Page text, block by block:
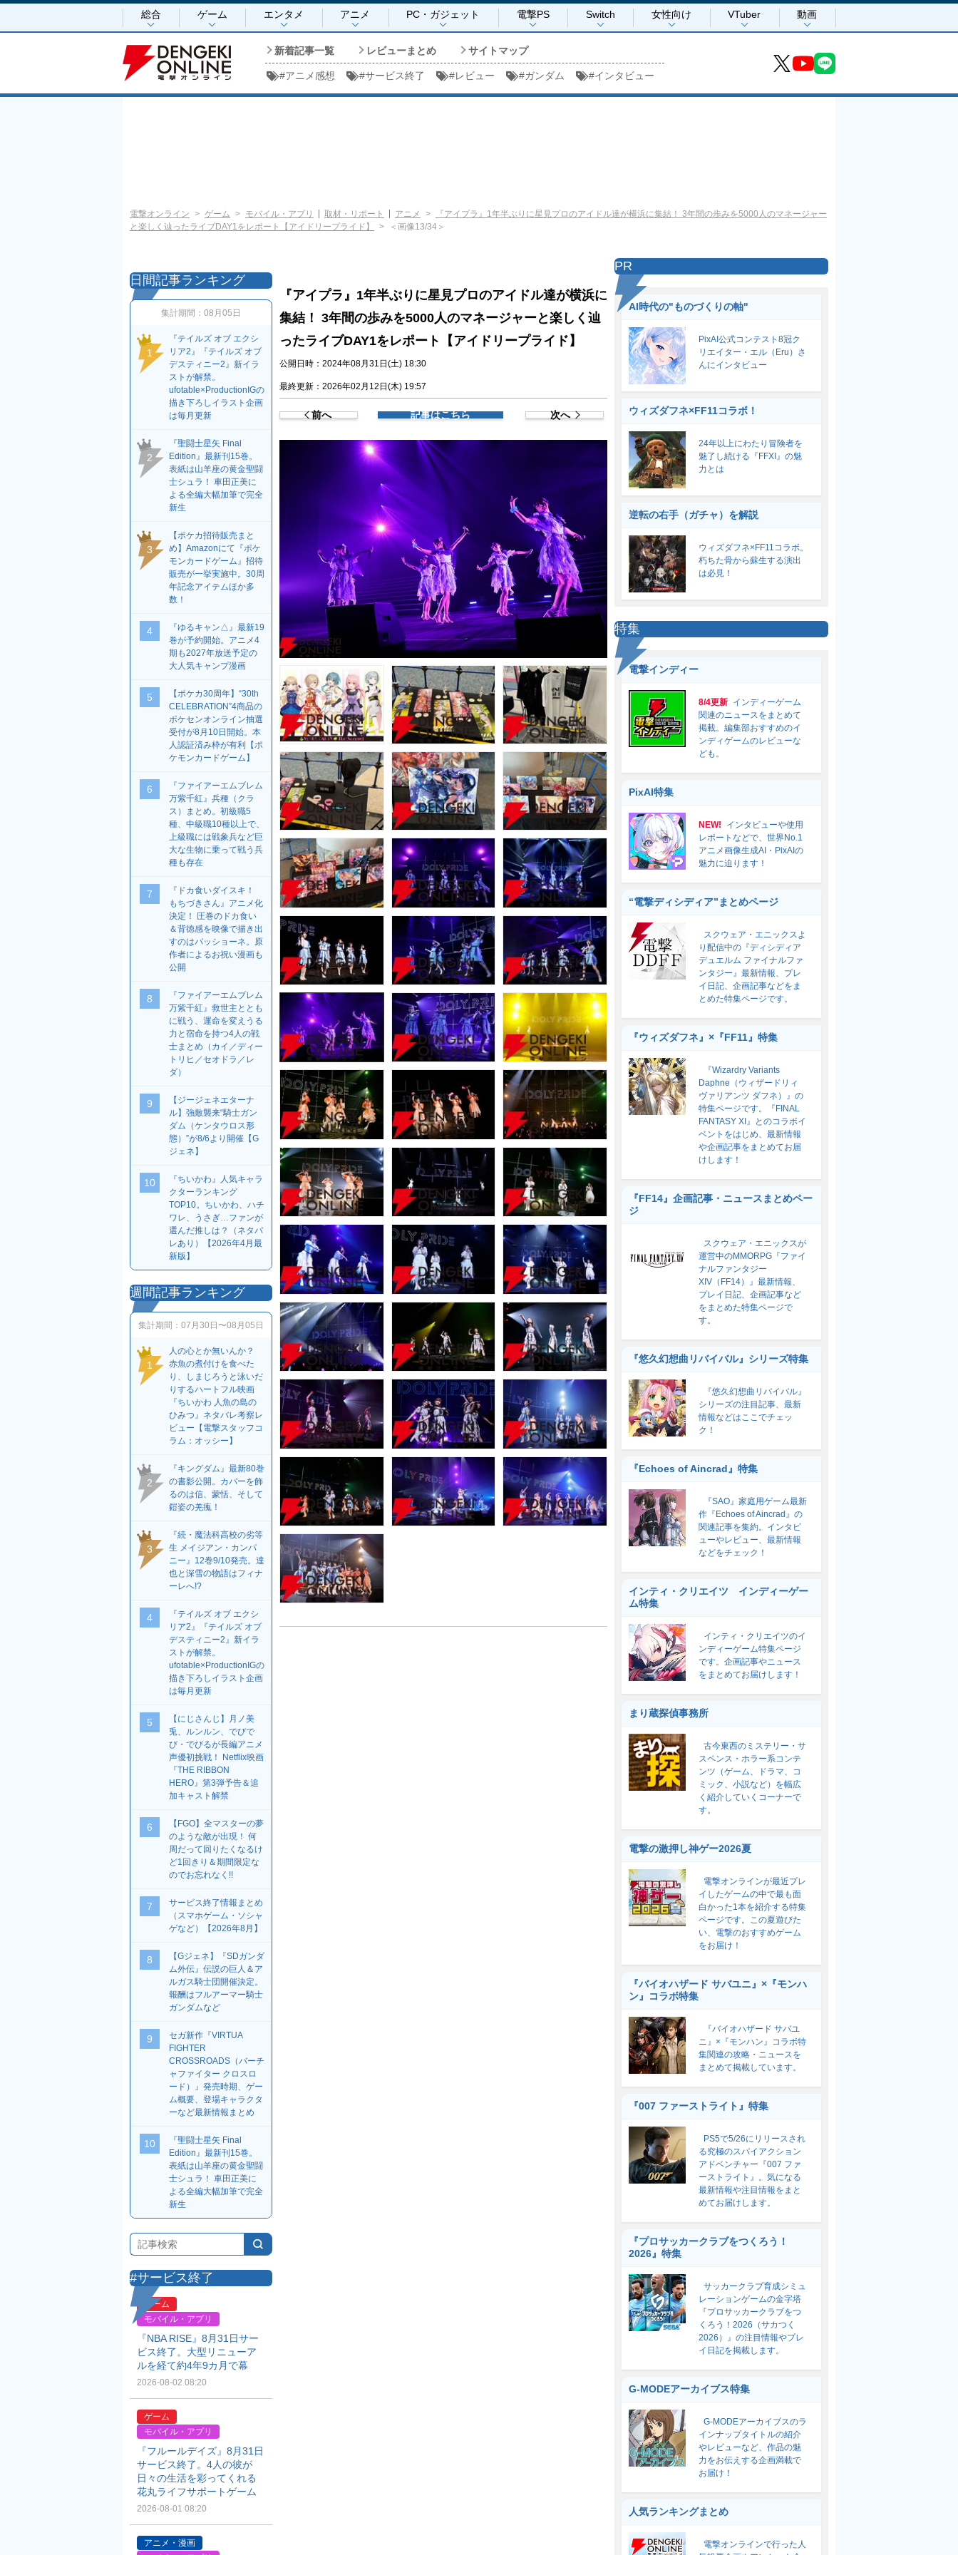
総合 ゲーム エンタメ アニメ PC・ガジェット 電撃PS Switch 女性向け VTuber 動画
新着記事一覧 レビューまとめ サイトマップ
#アニメ感想 #サービス終了 #レビュー #ガンダム #インタビュー
電撃オンライン ゲーム モバイル・アプリ 取材・リポート アニメ
『アイプラ』1年半ぶりに星見プロのアイドル達が横浜に集結！ 3年間の歩みを5000人のマネージャー
と楽しく辿ったライブDAY1をレポート【アイドリープライド】
＜画像13/34＞
『アイプラ』1年半ぶりに星見プロのアイドル達が横浜に
集結！ 3年間の歩みを5000人のマネージャーと楽しく辿
ったライブDAY1をレポート【アイドリープライド】
公開日時：2024年08月31日(土) 18:30
最終更新：2026年02月12日(木) 19:57
前へ 記事はこちら 次へ
日間記事ランキング
集計期間： 08月05日
1
『テイルズ オブ エクシ
リア2』『テイルズ オブ
デスティニー2』新イラ
ストが解禁。
ufotable×ProductionIGの
描き下ろしイラスト企画
は毎月更新
2
『聖闘士星矢 Final
Edition』最新刊15巻。
表紙は山羊座の黄金聖闘
士シュラ！ 車田正美に
よる全編大幅加筆で完全
新生
3
【ポケカ招待販売まと
め】Amazonにて『ポケ
モンカードゲーム』招待
販売が一挙実施中。30周
年記念アイテムほか多
数！
4
『ゆるキャン△』最新19
巻が予約開始。アニメ4
期も2027年放送予定の
大人気キャンプ漫画
5
【ポケカ30周年】“30th
CELEBRATION”4商品の
ポケセンオンライン抽選
受付が8月10日開始。本
人認証済み枠が有利【ポ
ケモンカードゲーム】
6
『ファイアーエムブレム
万紫千紅』兵種（クラ
ス）まとめ。初級職5
種、中級職10種以上で、
上級職には戦象兵など巨
大な生物に乗って戦う兵
種も存在
7
『ドカ食いダイスキ！
もちづきさん』アニメ化
決定！ 圧巻のドカ食い
＆背徳感を映像で描き出
すのはパッショーネ。原
作者によるお祝い漫画も
公開
8
『ファイアーエムブレム
万紫千紅』救世主ととも
に戦う、運命を変えうる
力と宿命を持つ4人の戦
士まとめ（カイ／ディー
トリヒ／セオドラ／レ
ダ）
9
【ジージェネエターナ
ル】強敵襲来“騎士ガン
ダム（ケンタウロス形
態）”が8/6より開催【G
ジェネ】
10
『ちいかわ』人気キャラ
クターランキング
TOP10。ちいかわ、ハチ
ワレ、うさぎ…ファンが
選んだ推しは？（ネタバ
レあり）【2026年4月最
新版】
週間記事ランキング
集計期間： 07月30日〜08月05日
1
人の心とか無いんか？
赤魚の煮付けを食べた
り、しまじろうと泳いだ
りするハートフル映画
『ちいかわ 人魚の島の
ひみつ』ネタバレ考察レ
ビュー【電撃スタッフコ
ラム：オッシー】
2
『キングダム』最新80巻
の書影公開。カバーを飾
るのは信、蒙恬、そして
鎧姿の羌瘣！
3
『続・魔法科高校の劣等
生 メイジアン・カンパ
ニー』12巻9/10発売。達
也と深雪の物語はフィナ
ーレへ!?
4
『テイルズ オブ エクシ
リア2』『テイルズ オブ
デスティニー2』新イラ
ストが解禁。
ufotable×ProductionIGの
描き下ろしイラスト企画
は毎月更新
5
【にじさんじ】月ノ美
兎、ルンルン、でびで
び・でびるが長編アニメ
声優初挑戦！ Netflix映画
『THE RIBBON
HERO』第3弾予告＆追
加キャスト解禁
6
【FGO】全マスターの夢
のような敵が出現！ 何
周だって回りたくなるけ
ど1回きり＆期間限定な
のでお忘れなく!!
7
サービス終了情報まとめ
（スマホゲーム・ソシャ
ゲなど）【2026年8月】
8
【Gジェネ】『SDガンダ
ム外伝』伝説の巨人＆ア
ルガス騎士団開催決定。
報酬はフルアーマー騎士
ガンダムなど
9
セガ新作『VIRTUA
FIGHTER
CROSSROADS（バーチ
ャファイター クロスロ
ード）』発売時期、ゲー
ム概要、登場キャラクタ
ーなど最新情報まとめ
10
『聖闘士星矢 Final
Edition』最新刊15巻。
表紙は山羊座の黄金聖闘
士シュラ！ 車田正美に
よる全編大幅加筆で完全
新生
#サービス終了
ゲーム
モバイル・アプリ
『NBA RISE』8月31日サー
ビス終了。大型リニューア
ルを経て約4年9カ月で幕
2026-08-02 08:20
ゲーム
モバイル・アプリ
『フルールデイズ』8月31日
サービス終了。4人の彼が
日々の生活を彩ってくれる
花丸ライフサポートゲーム
2026-08-01 08:20
アニメ・漫画
PR
AI時代の"ものづくりの軸"
PixAI公式コンテスト8冠ク
リエイター・エル（Eru）さ
んにインタビュー
ウィズダフネ×FF11コラボ！
24年以上にわたり冒険者を
魅了し続ける『FFXI』の魅
力とは
逆転の右手（ガチャ）を解説
ウィズダフネ×FF11コラボ。
朽ちた骨から蘇生する演出
は必見！
特集
電撃インディー
8/4更新 インディーゲーム
関連のニュースをまとめて
掲載。編集部おすすめのイ
ンディゲームのレビューな
ども。
PixAI特集
NEW!
インタビューや使用
レポートなどで、世界No.1
アニメ画像生成AI・PixAIの
魅力に迫ります！
“電撃ディシディア”まとめページ
スクウェア・エニックスよ
り配信中の『ディシディア
デュエルム ファイナルファ
ンタジー』最新情報、プレ
イ日記、企画記事などをま
とめた特集ページです。
『ウィズダフネ』×『FF11』特集
『Wizardry Variants
Daphne（ウィザードリィ
ヴァリアンツ ダフネ）』の
特集ページです。『FINAL
FANTASY XI』とのコラボイ
ベントをはじめ、最新情報
や企画記事をまとめてお届
けします！
『FF14』企画記事・ニュースまとめペー
ジ
スクウェア・エニックスが
運営中のMMORPG『ファイ
ナルファンタジー
XIV（FF14）』最新情報、
プレイ日記、企画記事など
をまとめた特集ページで
す。
『悠久幻想曲リバイバル』シリーズ特集
『悠久幻想曲リバイバル』
シリーズの注目記事、最新
情報などはここでチェッ
ク！
『Echoes of Aincrad』特集
『SAO』家庭用ゲーム最新
作『Echoes of Aincrad』の
関連記事を集約。インタビ
ューやレビュー、最新情報
などをチェック！
インティ・クリエイツ インディーゲー
ム特集
インティ・クリエイツのイ
ンディーゲーム特集ページ
です。企画記事やニュース
をまとめてお届けします！
まり蔵探偵事務所
古今東西のミステリー・サ
スペンス・ホラー系コンテ
ンツ（ゲーム、ドラマ、コ
ミック、小説など）を幅広
く紹介していくコーナーで
す。
電撃の激押し神ゲー2026夏
電撃オンラインが最近プレ
イしたゲームの中で最も面
白かった1本を紹介する特集
ページです。この夏遊びた
い、電撃のおすすめゲーム
をお届け！
『バイオハザード サバユニ』×『モンハ
ン』コラボ特集
『バイオハザード サバユ
ニ』×『モンハン』コラボ特
集関連の攻略・ニュースを
まとめて掲載しています。
『007 ファーストライト』特集
PS5で5/26にリリースされ
る究極のスパイアクション
アドベンチャー『007 ファ
ーストライト』。気になる
最新情報や注目情報をまと
めてお届けします。
『プロサッカークラブをつくろう！
2026』特集
サッカークラブ育成シミュ
レーションゲームの金字塔
『プロサッカークラブをつ
くろう！2026（サカつく
2026）』の注目情報やプレ
イ日記を掲載します。
G-MODEアーカイブス特集
G-MODEアーカイブスのラ
インナップタイトルの紹介
やレビューなど、作品の魅
力をお伝えする企画満載で
お届け！
人気ランキングまとめ
電撃オンラインで行った人